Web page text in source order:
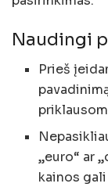
Naudingi
Prieš
„euro“ ar
kainos